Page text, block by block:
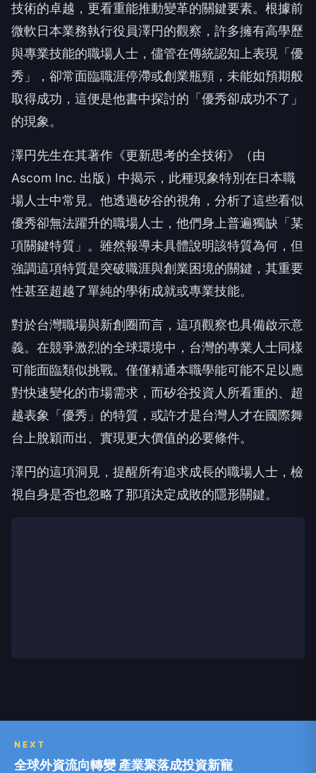
技術的卓越，更看重能推動變革的關鍵要素。根據前
微軟日本業務執行役員澤円的觀察，許多擁有高學歷
與專業技能的職場人士，儘管在傳統認知上表現「優
秀」，卻常面臨職涯停滯或創業瓶頸，未能如預期般
取得成功，這便是他書中探討的「優秀卻成功不了」
的現象。
澤円先生在其著作《更新思考的全技術》（由
Ascom Inc. 出版）中揭示，此種現象特別在日本職
場人士中常見。他透過矽谷的視角，分析了這些看似
優秀卻無法躍升的職場人士，他們身上普遍獨缺「某
項關鍵特質」。雖然報導未具體說明該特質為何，但
強調這項特質是突破職涯與創業困境的關鍵，其重要
性甚至超越了單純的學術成就或專業技能。
對於台灣職場與新創圈而言，這項觀察也具備啟示意
義。在競爭激烈的全球環境中，台灣的專業人士同樣
可能面臨類似挑戰。僅僅精通本職學能可能不足以應
對快速變化的市場需求，而矽谷投資人所看重的、超
越表象「優秀」的特質，或許才是台灣人才在國際舞
台上脫穎而出、實現更大價值的必要條件。
澤円的這項洞見，提醒所有追求成長的職場人士，檢
視自身是否也忽略了那項決定成敗的隱形關鍵。
NEXT
全球外資流向轉變 產業聚落成投資新寵